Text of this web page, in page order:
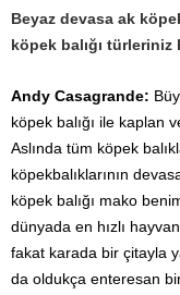
Beyaz devasa ak
köpek balığı türleriniz
Andy Casagrande:
köpek balığı ile kaplan
Aslında tüm köpek
köpekbalıklarının
köpek balığı mako
dünyada en hızlı
fakat karada bir çitayla
da oldukça enteresan